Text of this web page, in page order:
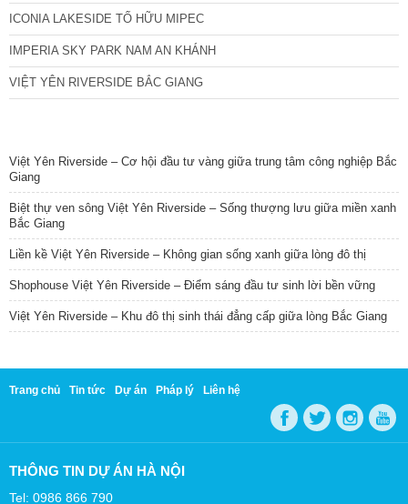
ICONIA LAKESIDE TỐ HỮU MIPEC
IMPERIA SKY PARK NAM AN KHÁNH
VIỆT YÊN RIVERSIDE BẮC GIANG
Việt Yên Riverside – Cơ hội đầu tư vàng giữa trung tâm công nghiệp Bắc
Giang
Biệt thự ven sông Việt Yên Riverside – Sống thượng lưu giữa miền xanh
Bắc Giang
Liền kề Việt Yên Riverside – Không gian sống xanh giữa lòng đô thị
Shophouse Việt Yên Riverside – Điểm sáng đầu tư sinh lời bền vững
Việt Yên Riverside – Khu đô thị sinh thái đẳng cấp giữa lòng Bắc Giang
Trang chủ Tin tức Dự án Pháp lý Liên hệ
THÔNG TIN DỰ ÁN HÀ NỘI
Tel: 0986 866 790